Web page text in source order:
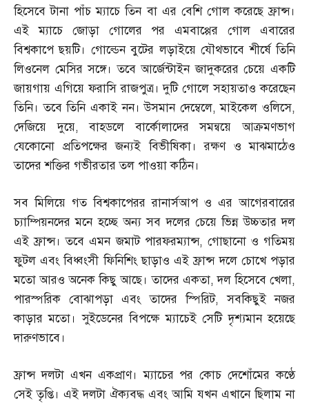
হিসেবে টানা পাঁচ ম্যাচে তিন বা এর বেশি গোল করেছে ফ্রান্স।
এই ম্যাচে জোড়া গোলের পর এমবাপ্পের গোল এবারের
বিশ্বকাপে ছয়টি। গোল্ডেন বুটের লড়াইয়ে যৌথভাবে শীর্ষে তিনি
লিওনেল মেসির সঙ্গে। তবে আর্জেন্টাইন জাদুকরের চেয়ে একটি
জায়গায় এগিয়ে ফরাসি রাজপুত্র। দুটি গোলে সহায়তাও করেছেন
তিনি। তবে তিনি একাই নন। উসমান দেম্বেলে,মাইকেল ওলিসে,
দেজিয়ে দুয়ে,বাহডলে বার্কোলাদের সমন্বয়ে আক্রমণভাগ
যেকোনো প্রতিপক্ষের জন্যই বিভীষিকা। রক্ষণ ও মাঝমাঠেও
তাদের শক্তির গভীরতার তল পাওয়া কঠিন।
সব মিলিয়ে গত বিশ্বকাপেরর রানার্সআপ ও এর আগেরবারের
চ্যাম্পিয়নদের মনে হচ্ছে অন্য সব দলের চেয়ে ভিন্ন উচ্চতার দল
এই ফ্রান্স। তবে এমন জমাট পারফরম্যান্স, গোছানো ও গতিময়
ফুটল এবং বিধ্বংসী ফিনিশিং ছাড়াও এই ফ্রান্স দলে চোখে পড়ার
মতো আরও অনেক কিছু আছে। তাদের একতা,দল হিসেবে খেলা,
পারস্পরিক বোঝাপড়া এবং তাদের স্পিরিট,সবকিছুই নজর
কাড়ার মতো। সুইডেনের বিপক্ষে ম্যাচেই সেটি দৃশ্যমান হয়েছে
দারুণভাবে।
ফ্রান্স দলটা এখন একপ্রাণ। ম্যাচের পর কোচ দেশোঁমের কণ্ঠে
সেই তৃপ্তি। এই দলটা ঐক্যবদ্ধ এবং আমি যখন এখানে ছিলাম না